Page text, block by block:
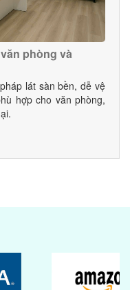
phòng và
lát sàn bền, dễ vệ
hợp cho văn phòng,